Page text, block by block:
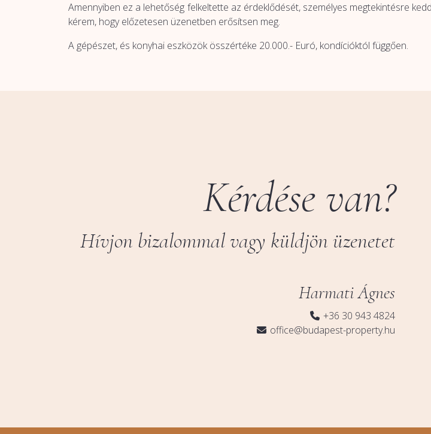
Amennyiben ez a lehetőség felkeltette az érdeklődését, személyes megtekintésre
kérem, hogy előzetesen üzenetben erősítsen meg.
A gépészet, és konyhai eszközök összértéke 20.000.- Euró, kondícióktól függően.
Kérdése van?
Hívjon bizalommal vagy küldjön üzenetet
Harmati Ágnes
+36 30 943 4824
office@budapest-property.hu